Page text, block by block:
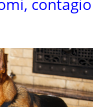
contagio